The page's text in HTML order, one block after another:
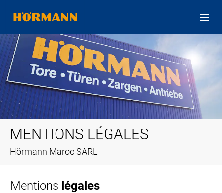
MENTIONS LÉGALES
Hörmann Maroc SARL
Mentions légales